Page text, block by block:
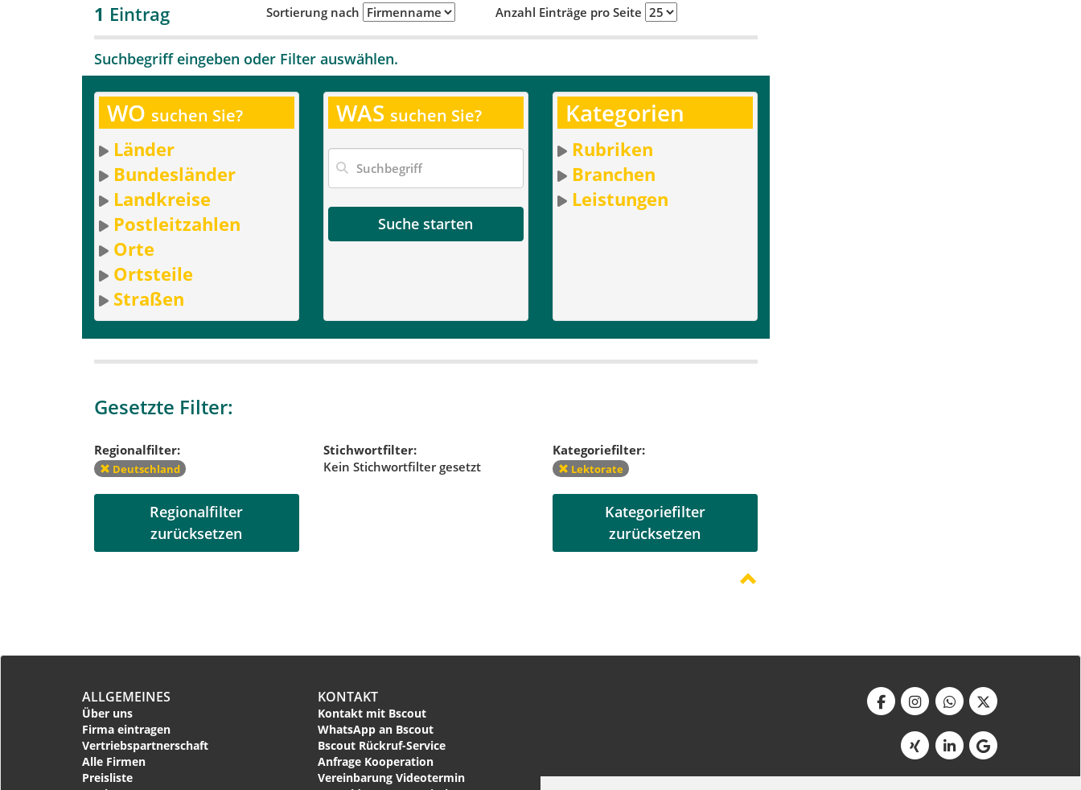
1 Eintrag Sortierung nach Anzahl Einträge pro Seite
Suchbegriff eingeben oder Filter auswählen.
WO suchen Sie?
Länder
Bundesländer
Landkreise
Postleitzahlen
Orte
Ortsteile
Straßen
WAS suchen Sie?
Suche starten
Kategorien
Rubriken
Branchen
Leistungen
Gesetzte Filter:
Regionalfilter:
Deutschland
Stichwortfilter:
Kein Stichwortfilter gesetzt
Kategoriefilter:
Lektorate
Regionalfilter
zurücksetzen
Kategoriefilter
zurücksetzen
ALLGEMEINES
Über uns
Firma eintragen
Vertriebspartnerschaft
Alle Firmen
Preisliste
KONTAKT
Kontakt mit Bscout
WhatsApp an Bscout
Bscout Rückruf-Service
Anfrage Kooperation
Vereinbarung Videotermin